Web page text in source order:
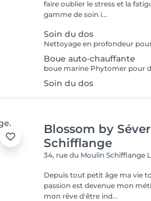
faire oublier le stress et la
gamme de soin i...
Soin du dos
Boue auto-chauffante
Soin du dos
Blossom by
Schifflange
34, rue du MoulinSchifflange
Depuis tout petit âge ma vie
passion est devenue mon
mon rêve d'être ind...